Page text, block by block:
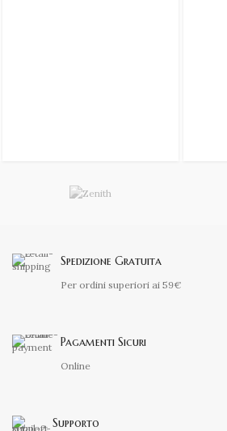
Spedizione Gratuita
Per ordini superiori ai 59€
Pagamenti Sicuri
Online
Supporto